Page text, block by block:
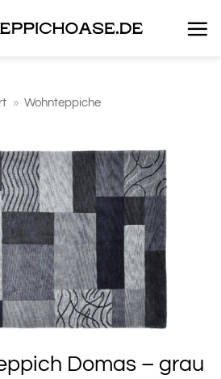
» Wohnteppiche
Domas – grau